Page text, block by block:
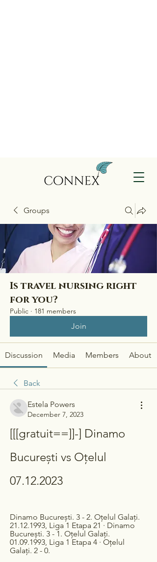
Groups
Is travel nursing right
for you?
Public · 181 members
Join
Discussion Media Members About
Back
Estela Powers
December 7, 2023
[[[gratuit==]]-] Dinamo
București vs Oțelul
07.12.2023
Dinamo București. 3 - 2. Oțelul Galați.
21.12.1993, Liga 1 Etapa 21 · Dinamo
București. 3 - 1. Oțelul Galați.
01.09.1993, Liga 1 Etapa 4 · Oțelul
Galați. 2 - 0.